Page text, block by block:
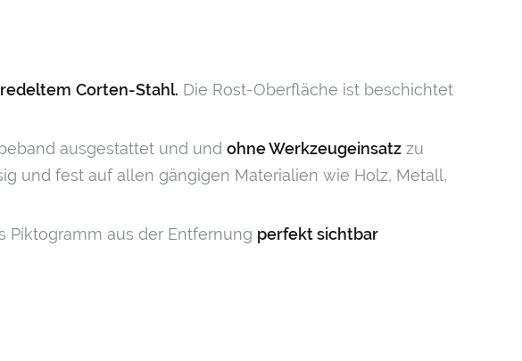
Corten-Stahl. Die Rost-Oberfläche ist beschichtet
ausgestattet und und ohne Werkzeugeinsatz zu
und fest auf allen gängigen Materialien wie Holz, Metall,
Piktogramm aus der Entfernung perfektsichtbar